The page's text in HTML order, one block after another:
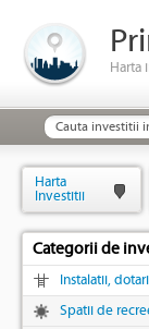
Harta
Harta
Investitii
Categorii de
Instalatii, dotari
Spatii de